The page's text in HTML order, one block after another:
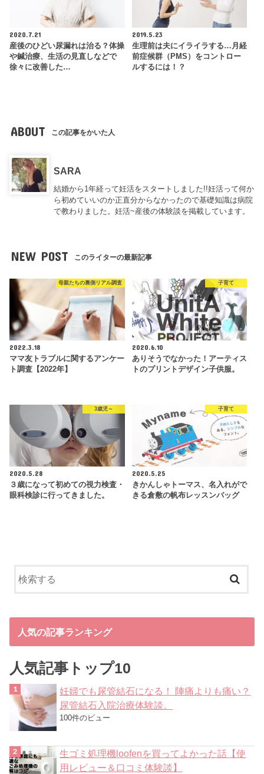
2020.7.21
産後のひどい尿漏れは治る？体操
や鍼治療、生活の見直しなどで
徐々に改善した…
2019.5.23
生理前は夫にイライラする…月経
前症候群（PMS）をコントロー
ルするには！？
ABOUT この記事をかいた人
SARA
結婚から1年経って妊活をスタートしました!!妊活って何か
ら初めていいのか正直分からなかったので基礎知識は病院
で教わりました。妊活~産後の体験談を掲載しています。
NEW POST このライターの最新記事
母親たちの裏側リアル調査
2022.3.18
ママ友トラブルに関するアンケー
ト調査【2022年】
子育て
2020.6.10
ありそうでなかった！アーティス
トのプリントデザイン子供服。
3歳児～
2020.5.28
３歳になって初めての視力検査・
眼科検診に行ってきました。
子育て
2020.5.25
きかんしゃトーマス、名入れがで
きる倉敷の帆布レッスンバッグ
人気の記事ランキング
人気記事トップ10
妊婦でも尿管結石になる！ 陣痛よりも痛い？
尿管結石入院治療体験談。
100件のビュー
生ゴミ処理機loofenを買ってよかった話【使
用レビュー＆口コミ体験談】